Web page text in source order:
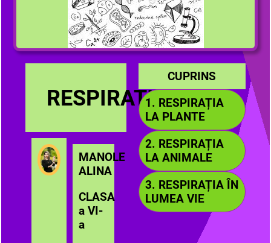
RESPIRAȚIA
MANOLE
ALINA
CLASA
a VI-
a
CUPRINS
1. RESPIRAȚIA
LA PLANTE
2. RESPIRAȚIA
LA ANIMALE
3. RESPIRAȚIA ÎN
LUMEA VIE